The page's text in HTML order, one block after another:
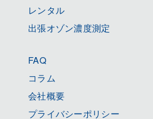
レンタル
出張オゾン濃度測定
FAQ
コラム
会社概要
プライバシーポリシー